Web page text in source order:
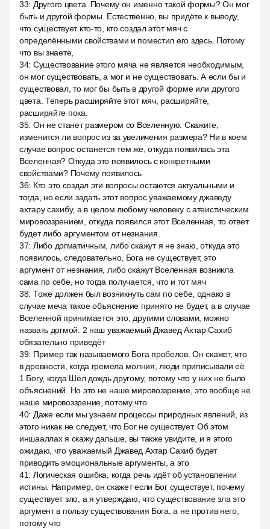
33: Другого цвета. Почему он именно такой формы? Он мог
быть и другой формы. Естественно, вы придёте к выводу,
что существует кто-то, кто создал этот мяч с
определёнными свойствами и поместил его здесь. Потому
что вы знаете,
34: Существование этого мяча не является необходимым,
он мог существовать, а мог и не существовать. А если бы и
существовал, то мог бы быть в другой форме или другого
цвета. Теперь расширяйте этот мяч, расширяйте,
расширяйте пока.
35: Он не станет размером со Вселенную. Скажите,
изменится ли вопрос из за увеличения размера? Ни в коем
случае вопрос останется тем же, откуда появилась эта
Вселенная? Откуда это появилось с конкретными
свойствами? Почему появилось
36: Кто это создал эти вопросы остаются актуальными и
тогда, но если задать этот вопрос уважаемому джаведу
ахтару сахибу, а в целом любому человеку с атеистическим
мировоззрением, откуда появился этот Вселенная, то ответ
будет либо аргументом от незнания.
37: Либо догматичным, либо скажут я не знаю, откуда это
появилось, следовательно, Бога не существует, это
аргумент от незнания, либо скажут Вселенная возникла
сама по себе, но тогда получается, что и тот мяч
38: Тоже должен был возникнуть сам по себе, однако в
случае меча такое объяснение принято не будет, а в случае
Вселенной принимается это, другими словами, можно
назвать догмой. 2 наш уважаемый Джавед Ахтар Сахиб
обязательно приведёт
39: Пример так называемого Бога пробелов. Он скажет, что
в древности, когда гремела молния, люди приписывали её
1 Богу, когда Шёл дождь другому, потому что у них не было
объяснений. Но это не наше мировоззрение, это вообще не
наше мировоззрение, потому что
40: Даже если мы узнаем процессы природных явлений, из
этого никак не следует, что Бог не существует. Об этом
иншааллах я скажу дальше, вы также увидите, и я этого
ожидаю, что уважаемый Джавед Ахтар Сахиб будет
приводить эмоциональные аргументы, а это
41: Логическая ошибка, когда речь идёт об установлении
истины. Например, он скажет если Бог существует, почему
существует зло, а я утверждаю, что существование зла это
аргумент в пользу существования Бога, а не против него,
потому что